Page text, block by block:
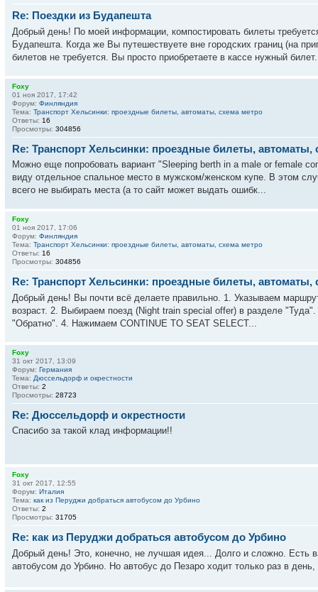
Re: Поездки из Будапешта
Добрый день! По моей информации, компостировать билеты
Будапешта. Когда же Вы путешествуете вне городских границ (на
билетов не требуется. Вы просто приобретаете в кассе нужный
Foxy
01 ноя 2017, 17:42
Форум: Финляндия
Тема: Транспорт Хельсинки: проездные билеты, автоматы, схема метро
Ответы: 16
Просмотры: 304856
Re: Транспорт Хельсинки: проездные билеты, автоматы,
Можно еще попробовать вариант "Sleeping berth in a male or female
виду отдельное спальное место в мужском/женском купе. В этом
всего не выбирать места (а то сайт может выдать ошибк...
Foxy
01 ноя 2017, 17:06
Форум: Финляндия
Тема: Транспорт Хельсинки: проездные билеты, автоматы, схема метро
Ответы: 16
Просмотры: 304856
Re: Транспорт Хельсинки: проездные билеты, автоматы,
Добрый день! Вы почти всё делаете правильно. 1. Указываем
возраст. 2. Выбираем поезд (Night train special offer) в разделе
"Обратно". 4. Нажимаем CONTINUE TO SEAT SELECT...
Foxy
31 окт 2017, 13:09
Форум: Германия
Тема: Дюссельдорф и окрестности
Ответы: 2
Просмотры: 28723
Re: Дюссельдорф и окрестности
Спасибо за такой клад информации!!
Foxy
31 окт 2017, 12:55
Форум: Италия
Тема: как из Перуджи добраться автобусом до Урбино
Ответы: 2
Просмотры: 31705
Re: как из Перуджи добраться автобусом до Урбино
Добрый день! Это, конечно, не лучшая идея... Долго и сложно. Есть
автобусом до Урбино. Но автобус до Пезаро ходит только раз в